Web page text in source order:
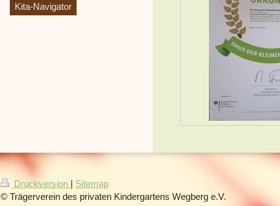
Kita-Navigator
Druckversion | Sitemap
© Trägerverein des privaten Kindergartens Wegberg e.V.